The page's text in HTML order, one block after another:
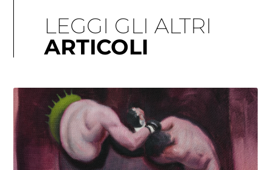
LEGGI GLI ALTRI
ARTICOLI
PaginaPagina PaginaPagina